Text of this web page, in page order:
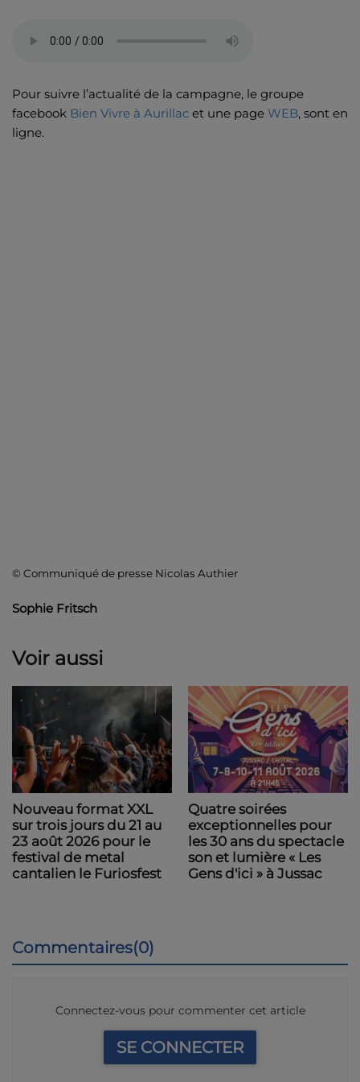
Pour suivre l’actualité de la campagne, le groupe
facebook Bien Vivre à Aurillac et une page WEB, sont en
ligne.
© Communiqué de presse Nicolas Authier
Sophie Fritsch
Voir aussi
Nouveau format XXL
sur trois jours du 21 au
23 août 2026 pour le
festival de metal
cantalien le Furiosfest
Quatre soirées
exceptionnelles pour
les 30 ans du spectacle
son et lumière « Les
Gens d'ici » à Jussac
Commentaires(0)
Connectez-vous pour commenter cet article
SE CONNECTER